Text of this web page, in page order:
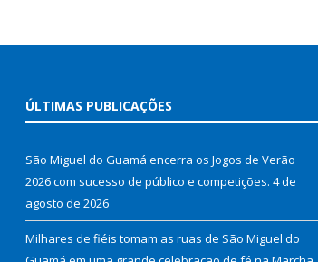
ÚLTIMAS PUBLICAÇÕES
São Miguel do Guamá encerra os Jogos de Verão
2026 com sucesso de público e competições. 4 de
agosto de 2026
Milhares de fiéis tomam as ruas de São Miguel do